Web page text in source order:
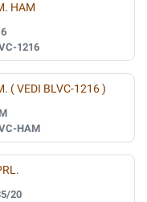
HAM
1216
( VEDI BLVC-1216 )
HAM
20